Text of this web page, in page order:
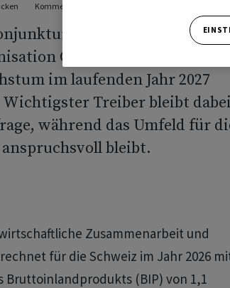
Kommentare
dürfte laut der
OECD nach einem
im laufenden Jahr 2027
Treiber bleibt dabei
während das Umfeld für
bleibt.
Zusammenarbeit und
für die Schweiz im Jahr 2026
Bruttoinlandprodukts (BIP) von 1,1